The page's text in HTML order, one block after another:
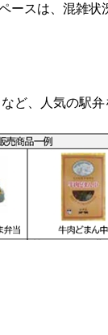
スは、混雑状
ど、人気の駅弁